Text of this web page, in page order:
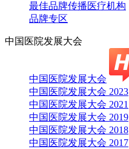
最佳品牌传播医疗机构
品牌专区
中国医院发展大会
中国医院发展大会
中国医院发展大会 2023
中国医院发展大会 2021
中国医院发展大会 2019
中国医院发展大会 2018
中国医院发展大会 2017